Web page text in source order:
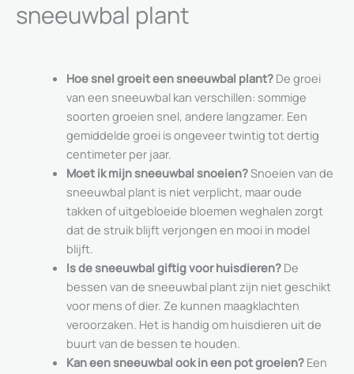
sneeuwbal plant
Hoe snel groeit een sneeuwbal plant?De groei
van een sneeuwbal kan verschillen: sommige
soorten groeien snel, andere langzamer. Een
gemiddelde groei is ongeveer twintig tot dertig
centimeter per jaar.
Moet ik mijn sneeuwbal snoeien?Snoeien van de
sneeuwbal plant is niet verplicht, maar oude
takken of uitgebloeide bloemen weghalen zorgt
dat de struik blijft verjongen en mooi in model
blijft.
Is de sneeuwbal giftig voor huisdieren?De
bessen van de sneeuwbal plant zijn niet geschikt
voor mens of dier. Ze kunnen maagklachten
veroorzaken. Het is handig om huisdieren uit de
buurt van de bessen te houden.
Kan een sneeuwbal ook in een pot groeien?Een